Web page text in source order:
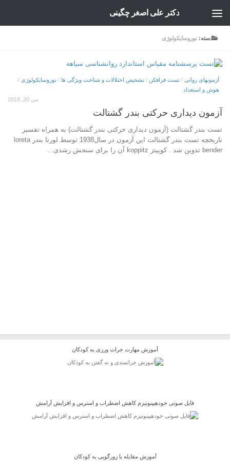
دکتر علی اصغر چگینی
دسته:نوروسایکولوژی
آزمونهای روانی / تست فرافکن / تشخیص اختلالات و شناخت ویژگی ها / نوروسایکولوژی /
هوش و استعداد
می 20, 2018
آزمون ديداری حرکتی بندر گشتالت
تست بندر گشتالت (آزمون ديداری حرکتی بندر گشتالت) به همراه تفسیر
تاریخچه تست بندر گشتالت این آزمون در سال1938 توسط لورتا بندر loreta
bender تدوین شد . کوپیتز koppitz آن را برای سنجش رشدی...
آموزش مقابله با زورگویی به کودکان
فایل صوتی خودهیپنوتیزم کاهش اضطراب و استرس و افزایش آرامش
آموزش مهارت جرات ورزی به کودکان